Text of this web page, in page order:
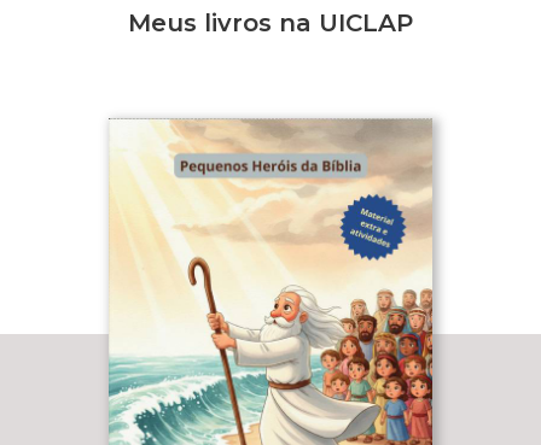
Meus livros na UICLAP